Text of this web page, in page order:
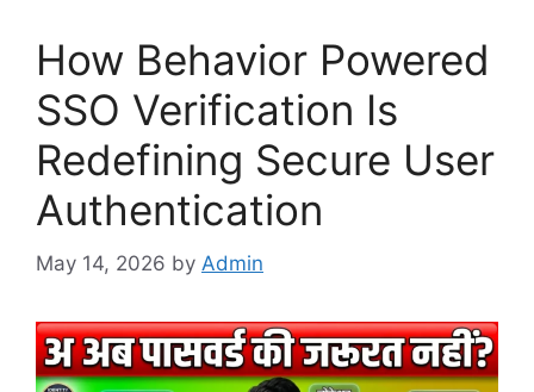
How Behavior Powered
SSO Verification Is
Redefining Secure User
Authentication
May 14, 2026 by Admin